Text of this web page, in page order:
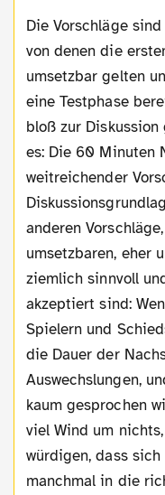
Die Vorschläge sind in drei Kategorien unterteilt,
von denen die
umsetzbar gelten
eine Testphase
bloß zur
es: Die 60 Minuten
weitreichender
anderen
umsetzbaren, eher
ziemlich sinnvoll
akzeptiert sind:
Spielern und
die Dauer der
Auswechslungen,
kaum gesprochen
viel Wind um
würdigen, dass
manchmal in die